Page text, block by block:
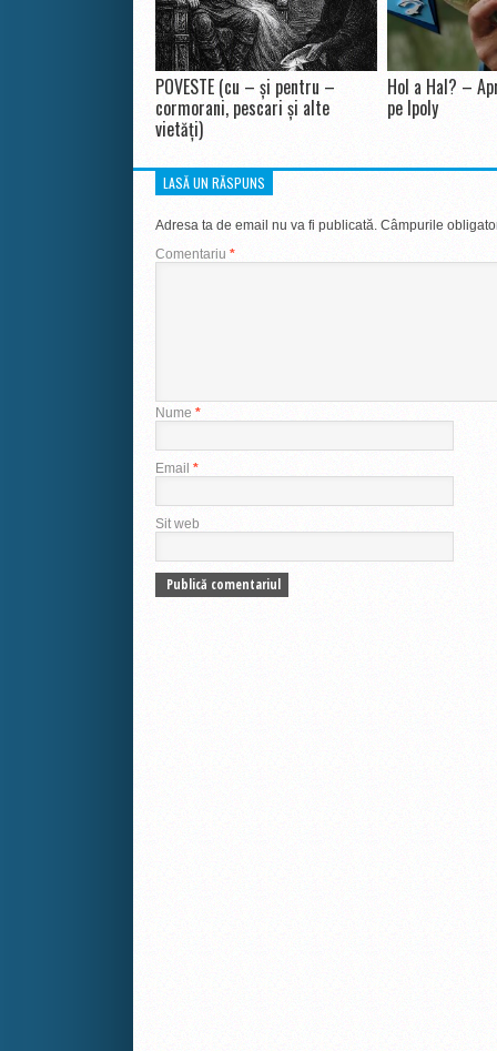
POVESTE (cu – și pentru –
cormorani, pescari și alte
vietăți)
Hol a Hal? –
pe Ipoly
LASĂ UN RĂSPUNS
Adresa ta de email nu va fi publicată. Câmpurile
Comentariu *
Nume *
Email *
Sit web